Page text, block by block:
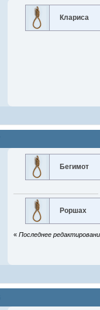
Клариса
Бегимот
Роршах
« Последнее